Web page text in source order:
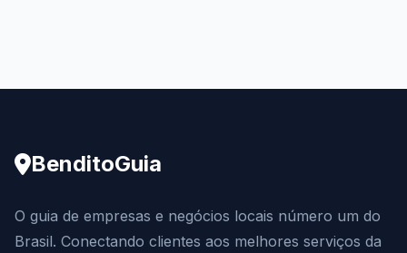
BenditoGuia
O guia de empresas e negócios locais número um do
Brasil. Conectando clientes aos melhores serviços da